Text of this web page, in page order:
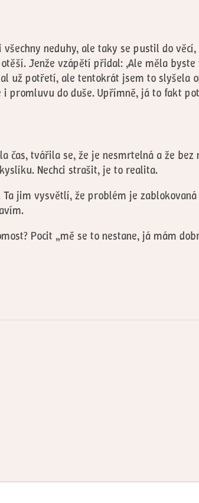
neduhy, ale taky se pustil do
Jenže vzápětí přidal: ,Ale měla
už potřetí, ale tentokrát jsem to slyšela
promluvu do duše. Upřímně, já to fakt
čas, tvářila se, že je nesmrtelná a že
Nechci strašit, je to realita.
jim vysvětlí, že problém je
Pocit „mě se to nestane, já mám